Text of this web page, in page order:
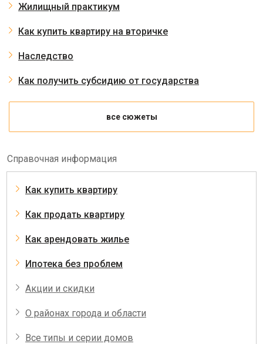
Жилищный практикум
Как купить квартиру на вторичке
Наследство
Как получить субсидию от государства
все сюжеты
Справочная информация
Как купить квартиру
Как продать квартиру
Как арендовать жилье
Ипотека без проблем
Акции и скидки
О районах города и области
Все типы и серии домов